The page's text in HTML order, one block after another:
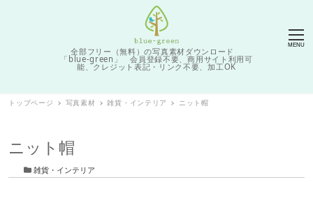
全部フリー（無料）の写真素材ダウンロード
「blue-green」 会員登録不要、商用サイト利用可
能、クレジット表記・リンク不要、加工OK
MENU
トップページ 写真素材 雑貨・インテリア ニット帽
ニット帽
カテゴリー
雑貨・インテリア